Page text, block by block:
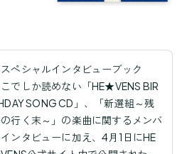
スペシャルインタビューブック
こでしか読めない「HE★VENS BIR
SONG CD」、「新選組～残
行く末～」の楽曲に関するメンバ
ンタビューに加え、4月1日にHE